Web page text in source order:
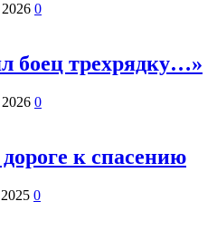
0
боец трехрядку…»
0
к спасению
0